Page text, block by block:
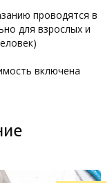
проводятся в
для взрослых и
включена